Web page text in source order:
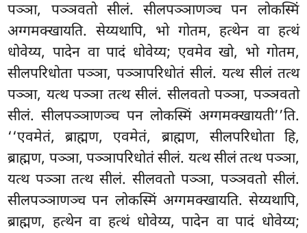
पञ्ञा, पञ्ञवतो सीलं. सीलपञ्ञाणञ्च पन लोकस्मिं
अग्गमक्खायति. सेय्यथापि, भो गोतम, हत्थेन वा हत्थं
धोवेय्य, पादेन वा पादं धोवेय्य; एवमेव खो, भो गोतम,
सीलपरिधोता पञ्ञा, पञ्ञापरिधोतं सीलं. यत्थ सीलं तत्थ
पञ्ञा, यत्थ पञ्ञा तत्थ सीलं. सीलवतो पञ्ञा, पञ्ञवतो
सीलं. सीलपञ्ञाणञ्च पन लोकस्मिं अग्गमक्खायती’’ति.
‘‘एवमेतं, ब्राह्मण, एवमेतं, ब्राह्मण, सीलपरिधोता हि,
ब्राह्मण, पञ्ञा, पञ्ञापरिधोतं सीलं. यत्थ सीलं तत्थ पञ्ञा,
यत्थ पञ्ञा तत्थ सीलं. सीलवतो पञ्ञा, पञ्ञवतो सीलं.
सीलपञ्ञाणञ्च पन लोकस्मिं अग्गमक्खायति. सेय्यथापि,
ब्राह्मण, हत्थेन वा हत्थं धोवेय्य, पादेन वा पादं धोवेय्य;